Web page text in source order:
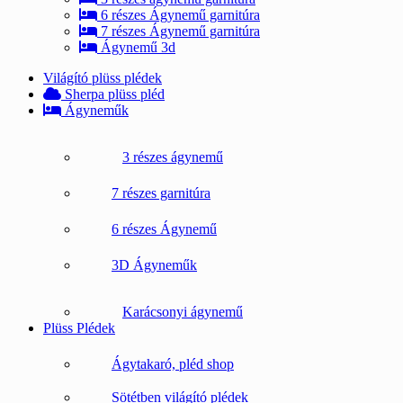
6 részes Ágynemű garnitúra
7 részes Ágynemű garnitúra
Ágynemű 3d
Világító plüss plédek
Sherpa plüss pléd
Ágyneműk
3 részes ágynemű
7 részes garnitúra
6 részes Ágynemű
3D Ágyneműk
Karácsonyi ágynemű
Plüss Plédek
Ágytakaró, pléd shop
Sötétben világító plédek